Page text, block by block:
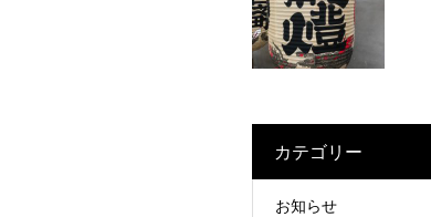
カテゴリー
お知らせ